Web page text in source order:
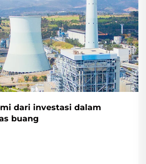
dari investasi dalam
buang